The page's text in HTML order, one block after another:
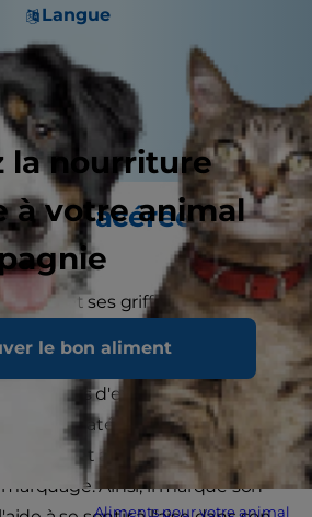
Langue
la nourriture
à votre animal
le bon aliment
Aliments pour votre animal
bien acérées
et ses griffes aussi ! Pour
il va griffer. C'est pour lui
de marquer son territoire et
exercices d'extension. La
traces matérielles, mais aussi
chat émet alors des
Ainsi, il marque son